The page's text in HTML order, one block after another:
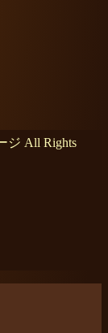
ジ All Rights